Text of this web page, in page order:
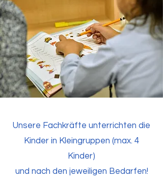
Unsere Fachkräfte unterrichten die
Kinder in Kleingruppen (max. 4
Kinder)
und nach den jeweiligen Bedarfen!